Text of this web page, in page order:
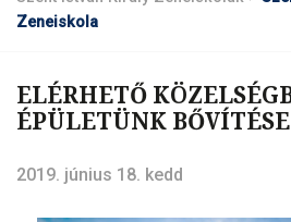
Zeneiskola
ELÉRHETŐ
ÉPÜLETÜNK
2019. június 18. kedd